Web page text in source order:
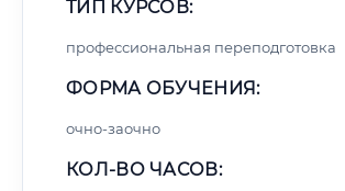
ТИП КУРСОВ:
профессиональная переподготовка
ФОРМА ОБУЧЕНИЯ:
очно-заочно
КОЛ-ВО ЧАСОВ: